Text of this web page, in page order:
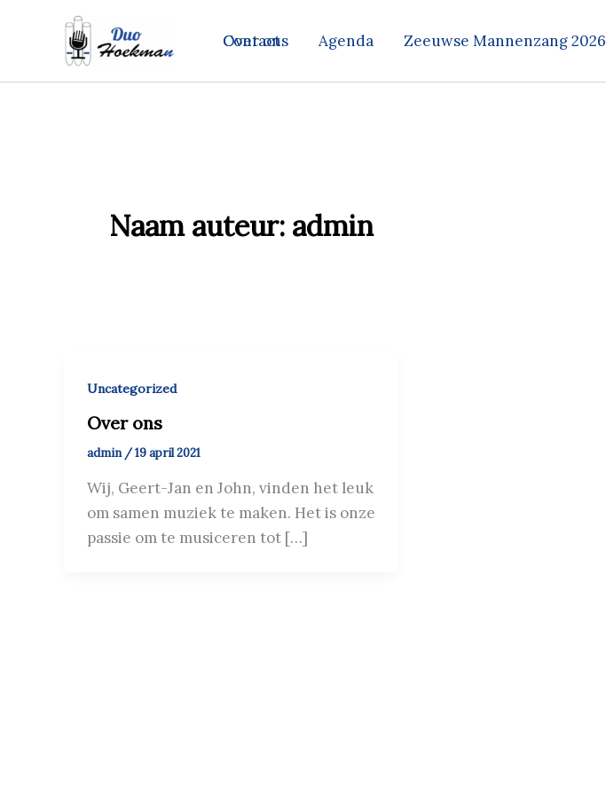
inhoud
Over ons Agenda Zeeuwse Mannenzang 2026
Contact
Naam auteur: admin
Uncategorized
Over ons
admin /19 april 2021
Wij, Geert-Jan en John, vinden het leuk
om samen muziek te maken. Het is onze
passie om te musiceren tot […]